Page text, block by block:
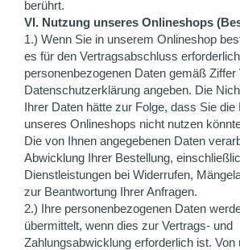
berührt.
VI. Nutzung unseres Onlineshops
1.) Wenn Sie in unserem Onlineshop
es für den Vertragsabschluss
personenbezogenen Daten gemäß Ziffer
Datenschutzerklärung angeben. Die
Ihrer Daten hätte zur Folge, dass Sie die
unseres Onlineshops nicht nutzen
Die von Ihnen angegebenen Daten
Abwicklung Ihrer Bestellung,
Dienstleistungen bei Widerrufen,
zur Beantwortung Ihrer Anfragen.
2.) Ihre personenbezogenen Daten
übermittelt, wenn dies zur Vertrags- und
Zahlungsabwicklung erforderlich ist. Von